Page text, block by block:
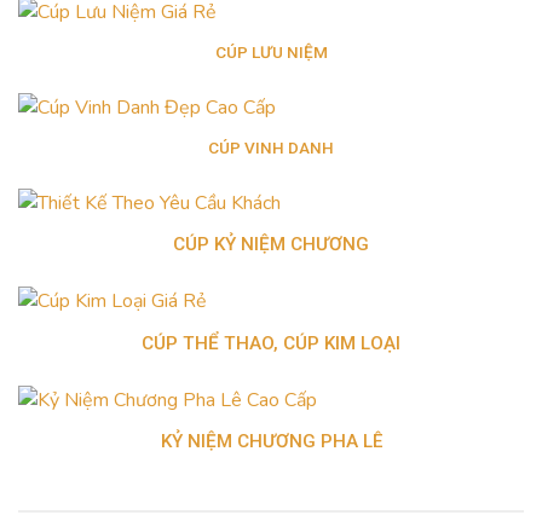
CÚP LƯU NIỆM
CÚP VINH DANH
CÚP KỶ NIỆM CHƯƠNG
CÚP THỂ THAO, CÚP KIM LOẠI
KỶ NIỆM CHƯƠNG PHA LÊ